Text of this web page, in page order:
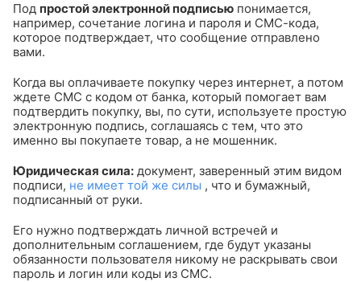
Под простой электронной подписью понимается,
например, сочетание логина и пароля и СМС-кода,
которое подтверждает, что сообщение отправлено
вами.
Когда вы оплачиваете покупку через интернет, а потом
ждете СМС с кодом от банка, который помогает вам
подтвердить покупку, вы, по сути, используете простую
электронную подпись, соглашаясь с тем, что это
именно вы покупаете товар, а не мошенник.
Юридическая сила: документ, заверенный этим видом
подписи, не имеет той же силы , что и бумажный,
подписанный от руки.
Его нужно подтверждать личной встречей и
дополнительным соглашением, где будут указаны
обязанности пользователя никому не раскрывать свои
пароль и логин или коды из СМС.